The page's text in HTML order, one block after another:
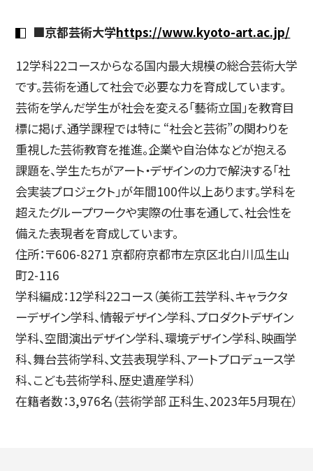
■京都芸術大学https://www.kyoto-art.ac.jp/
12学科22コースからなる国内最大規模の総合芸術大学
です。芸術を通して社会で必要な力を育成しています。
芸術を学んだ学生が社会を変える「藝術立国」を教育目
標に掲げ、通学課程では特に “社会と芸術”の関わりを
重視した芸術教育を推進。企業や自治体などが抱える
課題を、学生たちがアート・デザインの力で解決する「社
会実装プロジェクト」が年間100件以上あります。学科を
超えたグループワークや実際の仕事を通して、社会性を
備えた表現者を育成しています。
住所：〒606-8271 京都府京都市左京区北白川瓜生山
町2-116
学科編成：12学科22コース（美術工芸学科、キャラクタ
ーデザイン学科、情報デザイン学科、プロダクトデザイン
学科、空間演出デザイン学科、環境デザイン学科、映画学
科、舞台芸術学科、文芸表現学科、アートプロデュース学
科、こども芸術学科、歴史遺産学科）
在籍者数：3,976名（芸術学部 正科生、2023年5月現在）